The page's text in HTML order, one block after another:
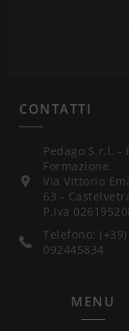
CONTATTI
Pedago S.r.l. -
Formazione
Via Vittorio
63 -
P.Iva
Telefono: (+39)
092445834
MENU